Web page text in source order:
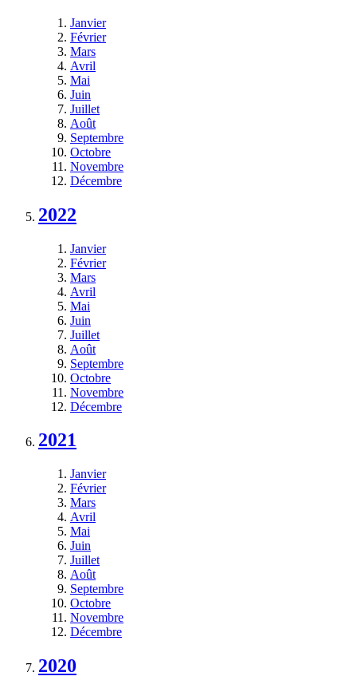
Janvier
Février
Mars
Avril
Mai
Juin
Juillet
Août
Septembre
Octobre
Novembre
Décembre
2022
Janvier
Février
Mars
Avril
Mai
Juin
Juillet
Août
Septembre
Octobre
Novembre
Décembre
2021
Janvier
Février
Mars
Avril
Mai
Juin
Juillet
Août
Septembre
Octobre
Novembre
Décembre
2020